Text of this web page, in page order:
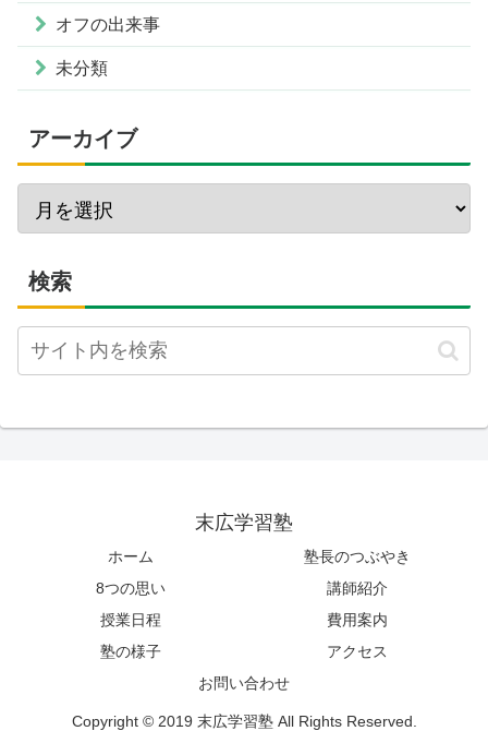
オフの出来事
未分類
アーカイブ
検索
末広学習塾
ホーム
塾長のつぶやき
8つの思い
講師紹介
授業日程
費用案内
塾の様子
アクセス
お問い合わせ
Copyright © 2019 末広学習塾 All Rights Reserved.